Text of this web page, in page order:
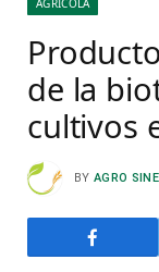
AGRÍCOLA
de la
cultivos
BY AGRO